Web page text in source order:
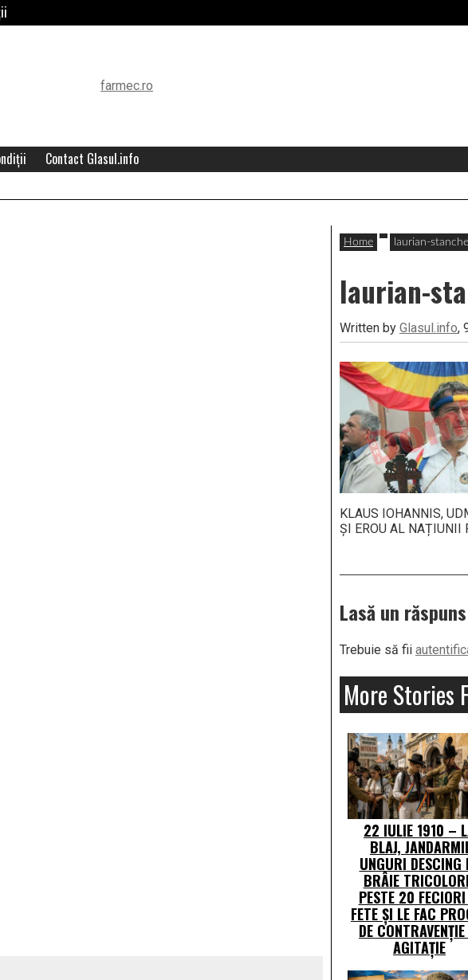
Contact Glasul.info
Home laurian-
laurian-
Written by Glasul.info,
KLAUS IOHANNIS,
ȘI EROU AL NAȚIUNII
Lasă un răspuns
Trebuie să fii
More Stories
22 IULIE 1910 –
BLAJ, JANDARMII
UNGURI DESCING
BRÂIE
PESTE 20
FETE ŞI LE FAC
DE
AGITAŢIE